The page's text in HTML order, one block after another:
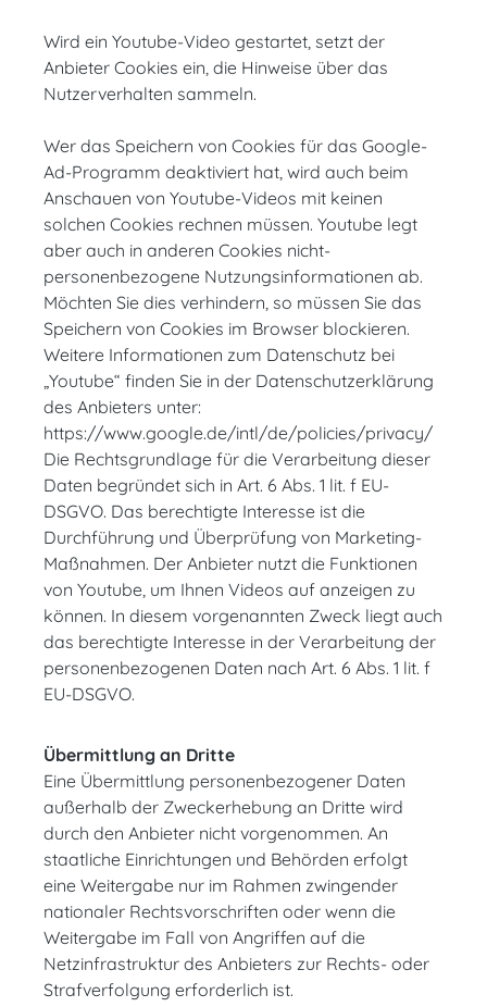
Wird ein Youtube-Video gestartet, setzt der
Anbieter Cookies ein, die Hinweise über das
Nutzerverhalten sammeln.
Wer das Speichern von Cookies für das Google-
Ad-Programm deaktiviert hat, wird auch beim
Anschauen von Youtube-Videos mit keinen
solchen Cookies rechnen müssen. Youtube legt
aber auch in anderen Cookies nicht-
personenbezogene Nutzungsinformationen ab.
Möchten Sie dies verhindern, so müssen Sie das
Speichern von Cookies im Browser blockieren.
Weitere Informationen zum Datenschutz bei
„Youtube“ finden Sie in der Datenschutzerklärung
des Anbieters unter:
https://www.google.de/intl/de/policies/privacy/
Die Rechtsgrundlage für die Verarbeitung dieser
Daten begründet sich in Art. 6 Abs. 1 lit. f EU-
DSGVO. Das berechtigte Interesse ist die
Durchführung und Überprüfung von Marketing-
Maßnahmen. Der Anbieter nutzt die Funktionen
von Youtube, um Ihnen Videos auf anzeigen zu
können. In diesem vorgenannten Zweck liegt auch
das berechtigte Interesse in der Verarbeitung der
personenbezogenen Daten nach Art. 6 Abs. 1 lit. f
EU-DSGVO.
Übermittlung an Dritte
Eine Übermittlung personenbezogener Daten
außerhalb der Zweckerhebung an Dritte wird
durch den Anbieter nicht vorgenommen. An
staatliche Einrichtungen und Behörden erfolgt
eine Weitergabe nur im Rahmen zwingender
nationaler Rechtsvorschriften oder wenn die
Weitergabe im Fall von Angriffen auf die
Netzinfrastruktur des Anbieters zur Rechts- oder
Strafverfolgung erforderlich ist.